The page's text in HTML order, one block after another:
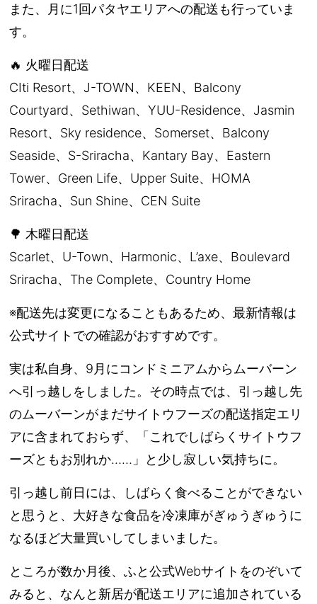
また、月に1回パタヤエリアへの配送も行っていま
す。
🔥 火曜日配送
CIti Resort、J-TOWN、KEEN、Balcony
Courtyard、Sethiwan、YUU-Residence、Jasmin
Resort、Sky residence、Somerset、Balcony
Seaside、S-Sriracha、Kantary Bay、Eastern
Tower、Green Life、Upper Suite、HOMA
Sriracha、Sun Shine、CEN Suite
🌳 木曜日配送
Scarlet、U-Town、Harmonic、L’axe、Boulevard
Sriracha、The Complete、Country Home
※配送先は変更になることもあるため、最新情報は
公式サイトでの確認がおすすめです。
実は私自身、9月にコンドミニアムからムーバーン
へ引っ越しをしました。その時点では、引っ越し先
のムーバーンがまだサイトウフーズの配送指定エリ
アに含まれておらず、「これでしばらくサイトウフ
ーズともお別れか……」と少し寂しい気持ちに。
引っ越し前日には、しばらく食べることができない
と思うと、大好きな食品を冷凍庫がぎゅうぎゅうに
なるほど大量買いしてしまいました。
ところが数か月後、ふと公式Webサイトをのぞいて
みると、なんと新居が配送エリアに追加されている